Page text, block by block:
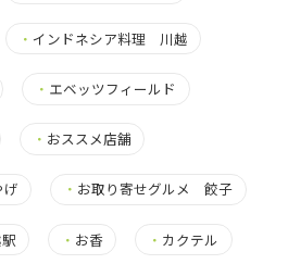
・ インドネシア料理 川越
・ エベッツフィールド
・ おススメ店舗
げ ・ お取り寄せグルメ 餃子
・ お香 ・ カクテル